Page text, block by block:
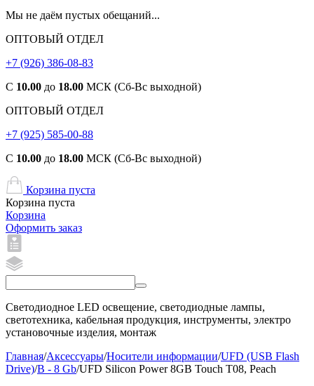
Мы не даём пустых обещаний...
ОПТОВЫЙ ОТДЕЛ
+7 (926) 386-08-83
С 10.00 до 18.00 МСК (Сб-Вс выходной)
ОПТОВЫЙ ОТДЕЛ
+7 (925) 585-00-88
С 10.00 до 18.00 МСК (Сб-Вс выходной)
Корзина пуста
Корзина пуста
Корзина
Оформить заказ
Светодиодное LED освещение, светодиодные лампы,
светотехника, кабельная продукция, инструменты, электро
установочные изделия, монтаж
Главная/Аксессуары/Носители информации/UFD (USB Flash
Drive)/B - 8 Gb/UFD Silicon Power 8GB Touch T08, Peach